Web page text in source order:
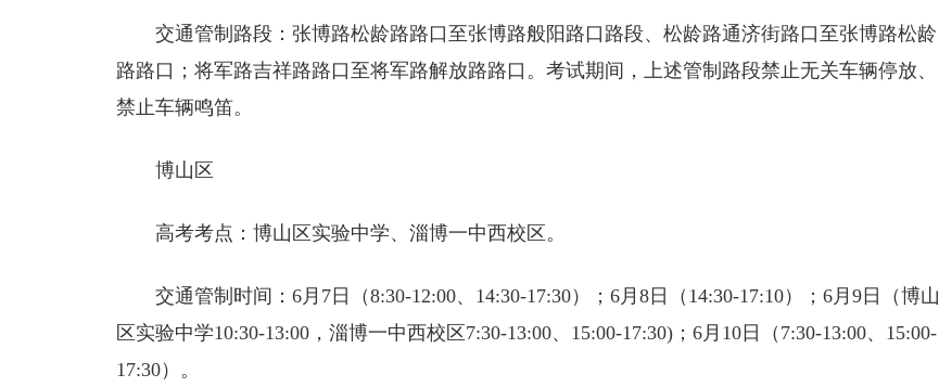
交通管制路段：张博路松龄路路口至张博路般阳路口路段、松龄路通济街路口至张博路松龄
路路口；将军路吉祥路路口至将军路解放路路口。考试期间，上述管制路段禁止无关车辆停放、
禁止车辆鸣笛。
博山区
高考考点：博山区实验中学、淄博一中西校区。
交通管制时间：6月7日（8:30-12:00、14:30-17:30）；6月8日（14:30-17:10）；6月9日（博山
区实验中学10:30-13:00，淄博一中西校区7:30-13:00、15:00-17:30)；6月10日（7:30-13:00、15:00-
17:30）。